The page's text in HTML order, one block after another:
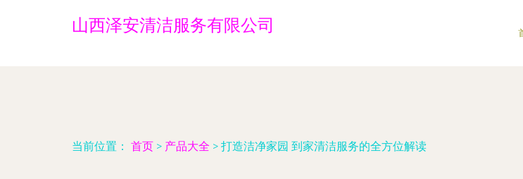
山西泽安清洁服务有限公司
当前位置： 首页 > 产品大全 > 打造洁净家园 到家清洁服务的全方位解读